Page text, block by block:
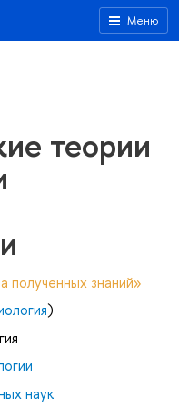
Меню
теории
полученных знаний»
)
наук